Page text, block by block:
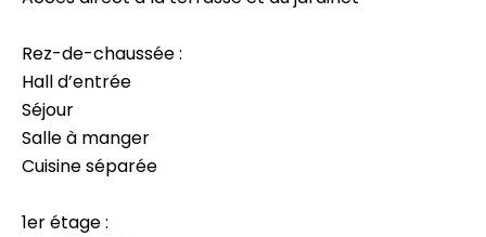
Rez-de-chaussée :
Hall d’entrée
Séjour
Salle à manger
Cuisine séparée
1er étage :